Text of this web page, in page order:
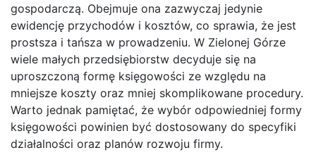
gospodarczą. Obejmuje ona zazwyczaj jedynie
ewidencję przychodów i kosztów, co sprawia, że jest
prostsza i tańsza w prowadzeniu. W Zielonej Górze
wiele małych przedsiębiorstw decyduje się na
uproszczoną formę księgowości ze względu na
mniejsze koszty oraz mniej skomplikowane procedury.
Warto jednak pamiętać, że wybór odpowiedniej formy
księgowości powinien być dostosowany do specyfiki
działalności oraz planów rozwoju firmy.